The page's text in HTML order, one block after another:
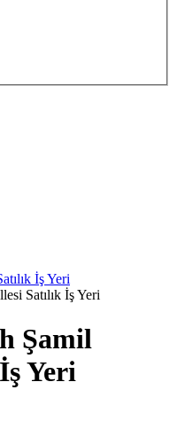
İş Yeri
Satılık İş Yeri
Şamil
Yeri